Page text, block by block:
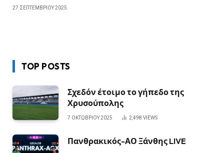
27 ΣΕΠΤΕΜΒΡΊΟΥ 2025
TOP POSTS
Σχεδόν έτοιμο το γήπεδο της
Χρυσούπολης
7 ΟΚΤΩΒΡΊΟΥ 2025 2,498 VIEWS
Πανθρακικός-ΑΟ Ξάνθης LIVE